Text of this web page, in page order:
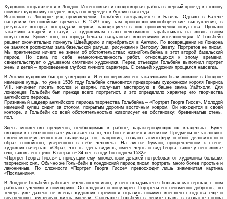
Художник отправляется в Лондон. Интенсивная и плодотворная работа в первый приезд в столицу
поможет художнику позднее, когда он переедет в Англию навсегда.
Выполнив в Лондоне ряд произведений, Гольбейн возвращается в Базель. Однако в Базеле
наступили беспокойные времена. В 1529 году там произошли иконоборческие выступления, в
результате которых пострадали церкви, находящиеся в них произведения искусства. Пропали
заказчики алтарей и статуй, а художникам стало невозможно зарабатывать на жизнь своим
искусством. Кроме того, из города бежала напуганная волнениями интеллигенция. И Гольбейн
решает окончательно покинуть Швейцарию и перебраться в Англию. По возвращении из Лондона
он занялся росписями зала базельской ратуши, рисунками к Ветхому Завету. Портретов не писал.
Мы практически ничего не знаем об обстоятельствах жизниГольбейна в этот второй базельский
период. Но сама по себе немногочисленность работ, относящихся к этому времени,
свидетельствует о душевном смятении художника. Перед отъездом Гольбейн выполнил портрет
жены и детей – произведение глубоко личного характера. С семьей художник прощался навсегда.
В Англии художник быстро утвердился. И если первыми его заказчиками были жившие в Лондоне
немецкие купцы, то уже в 1536 году Гольбейн становится придворным художником короля Генриха
VIII, начинает писать послов и дворян, получает мастерскую в башне замка Уайтхолл. Для
лондонцев Гольбейн был прежде всего портретист, и это определило характер его творчества
английского периода.
Признанный шедевр английского периода творчества Гольбейна – «Портрет Георга Гиссе». Молодой
немецкий купец сидит за столом, покрытым дорогим восточным ковром. Он находится в своей
конторе, и Гольбейн со всей обстоятельностью живописует ее обстановку: бревенчатые стены,
пол.
Здесь множество предметов, необходимых в работе, характеризующих их владельца. Букет
гвоздики в стеклянной вазе указывает на то, что Гиссе является женихом. Предметы не заслоняют
своей многочисленностью владельца, но, напротив, создают атмосферу особой деловитости и
образ спокойного, уверенного в себе человека. На листке бумаги, прикрепленном к стене,
художник начертал: «Образ, что ты здесь видишь, имеет черты и вид Георга, такие у него живые
очи, таковы его щеки. В возрасте 34 лет, в году Господнем 1532».
«Портрет Георга Гиссе» с присущим ему множеством деталей потребовал от художника больших
творческих сил. Обычно же Голь-бейн в лондонский период писал портреты много более простые и
лаконичные. По сложности «Портрет Георга Гиссе» превосходит лишь знаменитая картина
«Посланники».
В Лондоне Гольбейн работает очень интенсивно, у него складывается большая мастерская, с ним
работают ученики и помощники. Он плодовит и популярен. Портреты его неизменно добротны, но
теперь уже далеко не всегда художник стремится отразить помимо внешнего сходства еще и